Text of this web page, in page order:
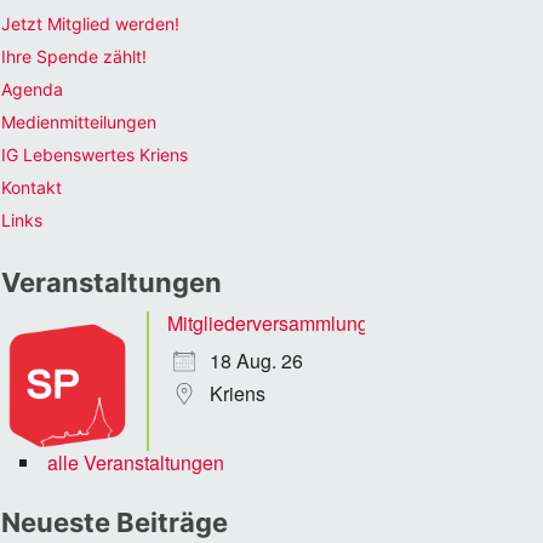
Jetzt Mitglied werden!
Ihre Spende zählt!
Agenda
Medienmitteilungen
IG Lebenswertes Kriens
Kontakt
Links
Veranstaltungen
Mitgliederversammlung
18 Aug. 26
Kriens
alle Veranstaltungen
Neueste Beiträge